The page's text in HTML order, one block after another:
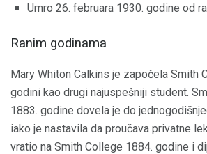
Umro 26. februara 1930. godine od
Ranim godinama
Mary Whiton Calkins je započela Smith
godini kao drugi najuspešniji student.
1883. godine dovela je do
iako je nastavila da proučava privatne
vratio na Smith College 1884. godine i